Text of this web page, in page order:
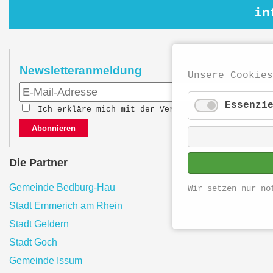
Newsletteranmeldung
Ich erkläre mich mit der Verarbeitung meiner
Abonnieren
Die Partner
Gemeinde Bedburg-Hau
Stadt Emmerich am Rhein
Stadt Geldern
Stadt Goch
Gemeinde Issum
Unsere Cookies
Wir setzen nur